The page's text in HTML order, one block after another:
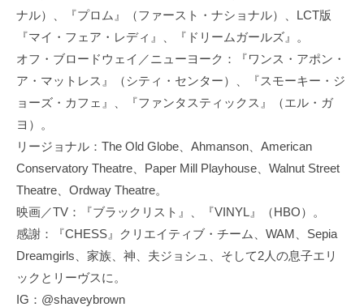
ナル）、『プロム』（ファースト・ナショナル）、LCT版
『マイ・フェア・レディ』、『ドリームガールズ』。
オフ・ブロードウェイ／ニューヨーク：『ワンス・アポン・
ア・マットレス』（シティ・センター）、『スモーキー・ジ
ョーズ・カフェ』、『ファンタスティックス』（エル・ガ
ヨ）。
リージョナル：The Old Globe、Ahmanson、American
Conservatory Theatre、Paper Mill Playhouse、Walnut Street
Theatre、Ordway Theatre。
映画／TV：『ブラックリスト』、『VINYL』（HBO）。
感謝：『CHESS』クリエイティブ・チーム、WAM、Sepia
Dreamgirls、家族、神、夫ジョシュ、そして2人の息子エリ
ックとリーヴスに。
IG：@shaveybrown